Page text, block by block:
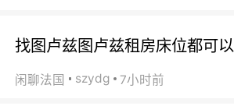
找图卢兹图卢兹租房床位都可以
闲聊法国 szydg 7小时前